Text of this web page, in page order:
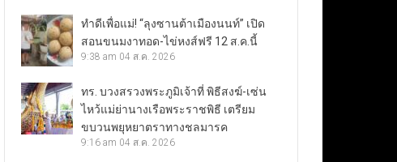
ทำดีเพื่อแม่! “ลุงซานต้าเมืองนนท์” เปิด
สอนขนมงาทอด-ไข่หงส์ฟรี 12 ส.ค.นี้
9:38 am 04 ส.ค. 2026
ทร. บวงสรวงพระภูมิเจ้าที่ พิธีสงฆ์-เซ่น
ไหว้แม่ย่านางเรือพระราชพิธี เตรียม
ขบวนพยุหยาตราทางชลมารค
9:16 am 04 ส.ค. 2026